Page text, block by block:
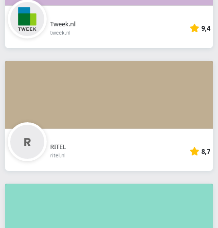
Tweek.nl
tweek.nl 9,4
RITEL
ritel.nl 8,7